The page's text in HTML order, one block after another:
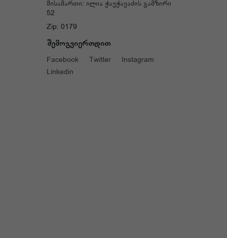
მისამართი: ილია ჭავჭავაძის გამზირი
52
Zip: 0179
შემოგვიერთდით
Facebook Twitter
Instagram
Linkedin